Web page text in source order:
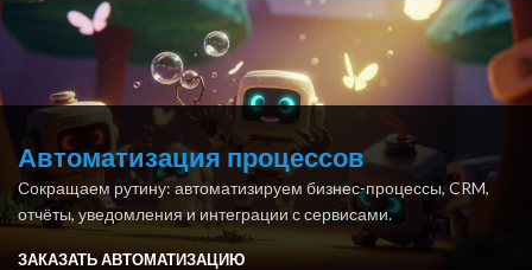
Автоматизация процессов
Сокращаем рутину: автоматизируем бизнес-процессы, CRM,
отчёты, уведомления и интеграции с сервисами.
ЗАКАЗАТЬ АВТОМАТИЗАЦИЮ